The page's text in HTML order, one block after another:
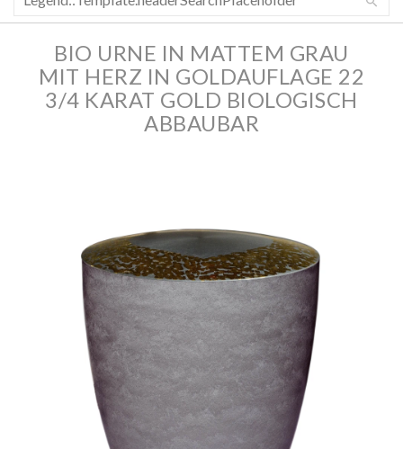
BIO URNE IN MATTEM GRAU
MIT HERZ IN GOLDAUFLAGE 22
3/4 KARAT GOLD BIOLOGISCH
ABBAUBAR